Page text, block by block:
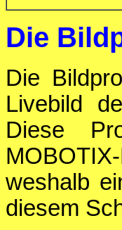
Die
Die
Livebild
Diese
weshalb
diesem